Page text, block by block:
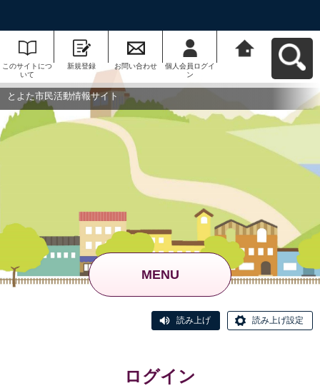
このサイトにつ
いて
新規登録 お問い合わせ
個人会員ログイ
ン
る
とよた市民活動情報サイト
MENU
読み上げ 読み上げ設定
ログイン